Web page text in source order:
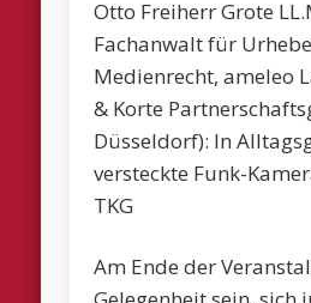
Otto Freiherr Grote
Fachanwalt für
Medienrecht, ameleo
& Korte
Düsseldorf): In
versteckte Funk-
TKG
Am Ende der